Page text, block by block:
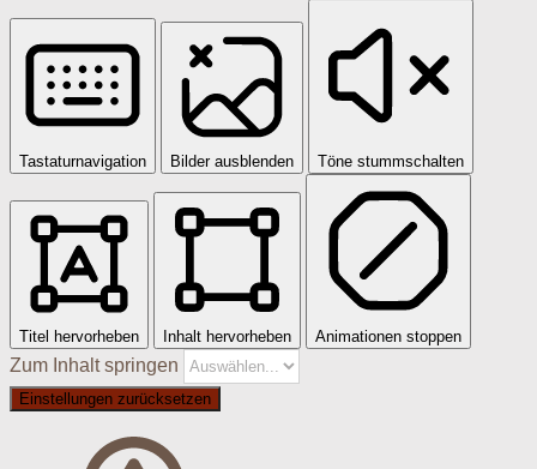
Tastaturnavigation Bilder ausblenden Töne stummschalten
Titel hervorheben Inhalt hervorheben Animationen stoppen
Zum Inhalt springen
Einstellungen zurücksetzen